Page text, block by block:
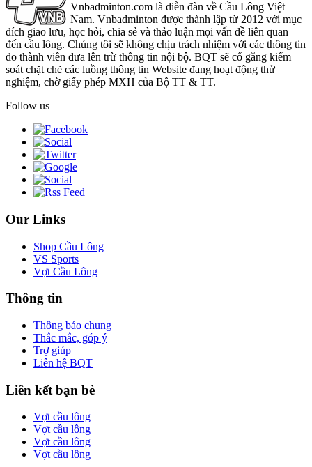
Vnbadminton.com là diễn đàn về Cầu Lông Việt
Nam. Vnbadminton được thành lập từ 2012 với mục
đích giao lưu, học hỏi, chia sẻ và thảo luận mọi vấn đề liên quan
đến cầu lông. Chúng tôi sẽ không chịu trách nhiệm với các thông tin
do thành viên đưa lên trừ thông tin nội bộ. BQT sẽ cố gắng kiểm
soát chặt chẽ các luồng thông tin Website đang hoạt động thử
nghiệm, chờ giấy phép MXH của Bộ TT & TT.
Follow us
Our Links
Shop Cầu Lông
VS Sports
Vợt Cầu Lông
Thông tin
Thông báo chung
Thắc mắc, góp ý
Trợ giúp
Liên hệ BQT
Liên kết bạn bè
Vợt cầu lông
Vợt cầu lông
Vợt cầu lông
Vợt cầu lông